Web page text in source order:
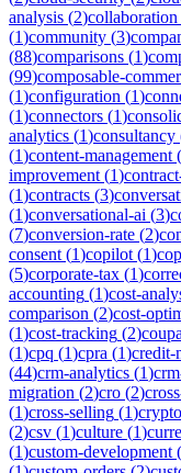
analysis (2)collaboration
(1)community (3)
(88)comparisons (1)
(99)composable-
(1)configuration (1)
(1)connectors (1)
analytics (1)consultancy
(1)content-management (
improvement (1)
(1)contracts (3)
(1)conversational-ai (3)
(7)conversion-rate (2)
consent (1)copilot (1)
(5)corporate-tax (1)
accounting (1)cost-
comparison (2)cost-
(1)cost-tracking (2)
(1)cpq (1)cpra (1)credit-
(44)crm-analytics (1)
migration (2)cro (2)
(1)cross-selling (1)
(2)csv (1)culture (1)
(1)custom-development (